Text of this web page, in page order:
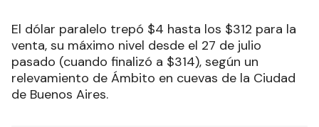
El dólar paralelo trepó $4 hasta los $312 para la
venta, su máximo nivel desde el 27 de julio
pasado (cuando finalizó a $314), según un
relevamiento de Ámbito en cuevas de la Ciudad
de Buenos Aires.